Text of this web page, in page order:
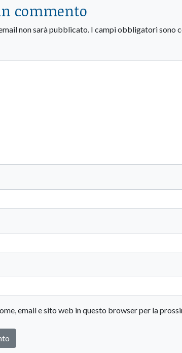
commento
non sarà pubblicato. I campi obbligatori sono
email e sito web in questo browser per la